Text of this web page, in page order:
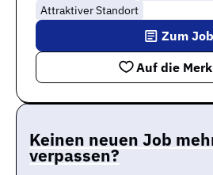
Attraktiver Standort
Auf die
Zum Job
Keinen neuen Job
verpassen?